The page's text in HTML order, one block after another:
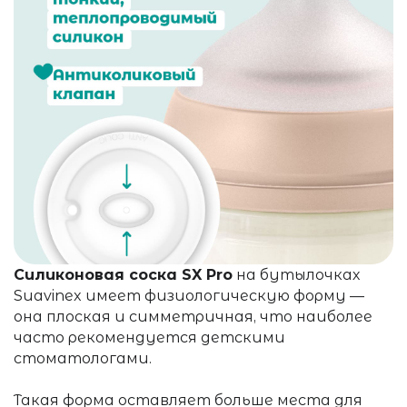
Силиконовая соска SX Pro на бутылочках
Suavinex имеет физиологическую форму —
она плоская и симметричная, что наиболее
часто рекомендуется детскими
стоматологами.
Такая форма оставляет больше места для